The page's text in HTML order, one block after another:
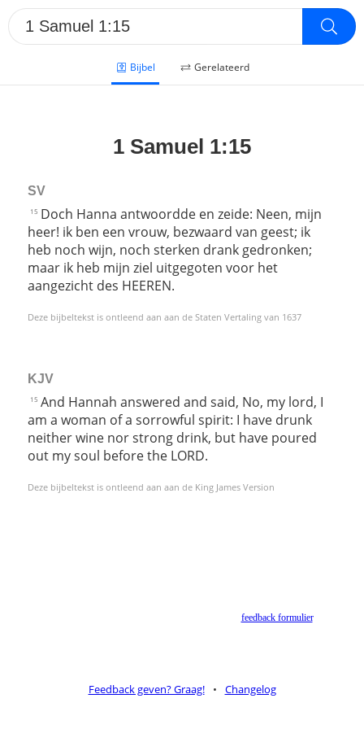
Bijbel Gerelateerd
1 Samuel 1:15
SV
15 Doch Hanna antwoordde en zeide: Neen, mijn
heer! ik ben een vrouw, bezwaard van geest; ik
heb noch wijn, noch sterken drank gedronken;
maar ik heb mijn ziel uitgegoten voor het
aangezicht des HEEREN.
Deze bijbeltekst is ontleend aan aan de Staten Vertaling van 1637
KJV
15 And Hannah answered and said, No, my lord, I
am a woman of a sorrowful spirit: I have drunk
neither wine nor strong drink, but have poured
out my soul before the LORD.
Deze bijbeltekst is ontleend aan aan de King James Version
feedback formulier.
Feedback geven? Graag! • Changelog